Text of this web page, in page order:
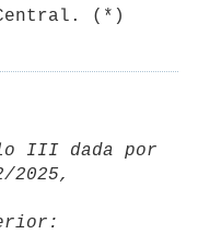
III dada por
2025,